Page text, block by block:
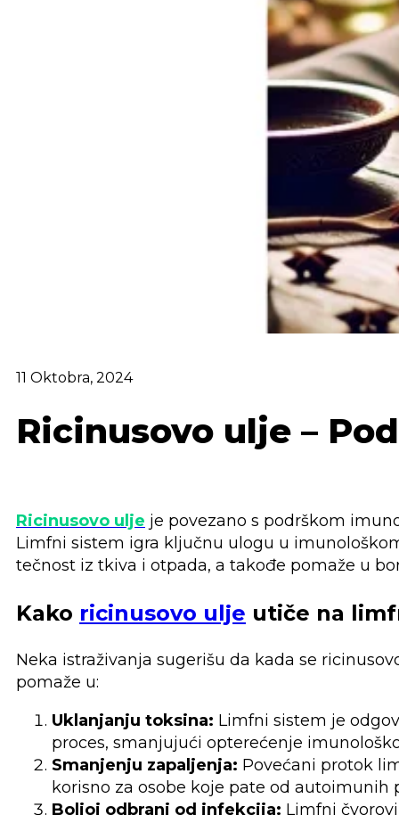
11 Oktobra, 2024
Ricinusovo ulje –
Ricinusovo ulje je povezano s podrškom
Limfni sistem igra ključnu ulogu u
tečnost iz tkiva i otpada, a takođe pomaže u
Kako ricinusovo ulje utiče na
Neka istraživanja sugerišu da kada se
pomaže u:
Uklanjanju toksina: Limfni sistem je
proces, smanjujući opterećenje
Smanjenju zapaljenja: Povećani protok
korisno za osobe koje pate od
Boljoj odbrani od infekcija: Limfni